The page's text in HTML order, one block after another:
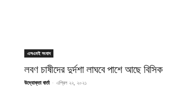
এসএমই সংবাদ
লবণ চাষীদের দুর্দশা লাঘবে পাশে আছে বিসিক
উদ্যোক্তা বার্তা - এপ্রিল ২২, ২০২১